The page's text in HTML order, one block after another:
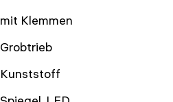
mit Klemmen
Grobtrieb
Kunststoff